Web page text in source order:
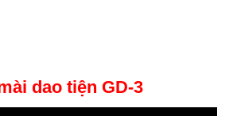
dao tiện GD-3